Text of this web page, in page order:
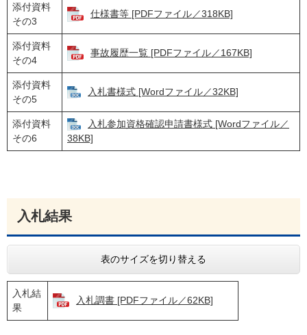
添付資料
その3
仕様書等 [PDFファイル／318KB]
添付資料
その4
事故履歴一覧 [PDFファイル／167KB]
添付資料
その5
入札書様式 [Wordファイル／32KB]
添付資料
その6
入札参加資格確認申請書様式 [Wordファイル／
38KB]
入札結果
表のサイズを切り替える
入札結
果
入札調書 [PDFファイル／62KB]